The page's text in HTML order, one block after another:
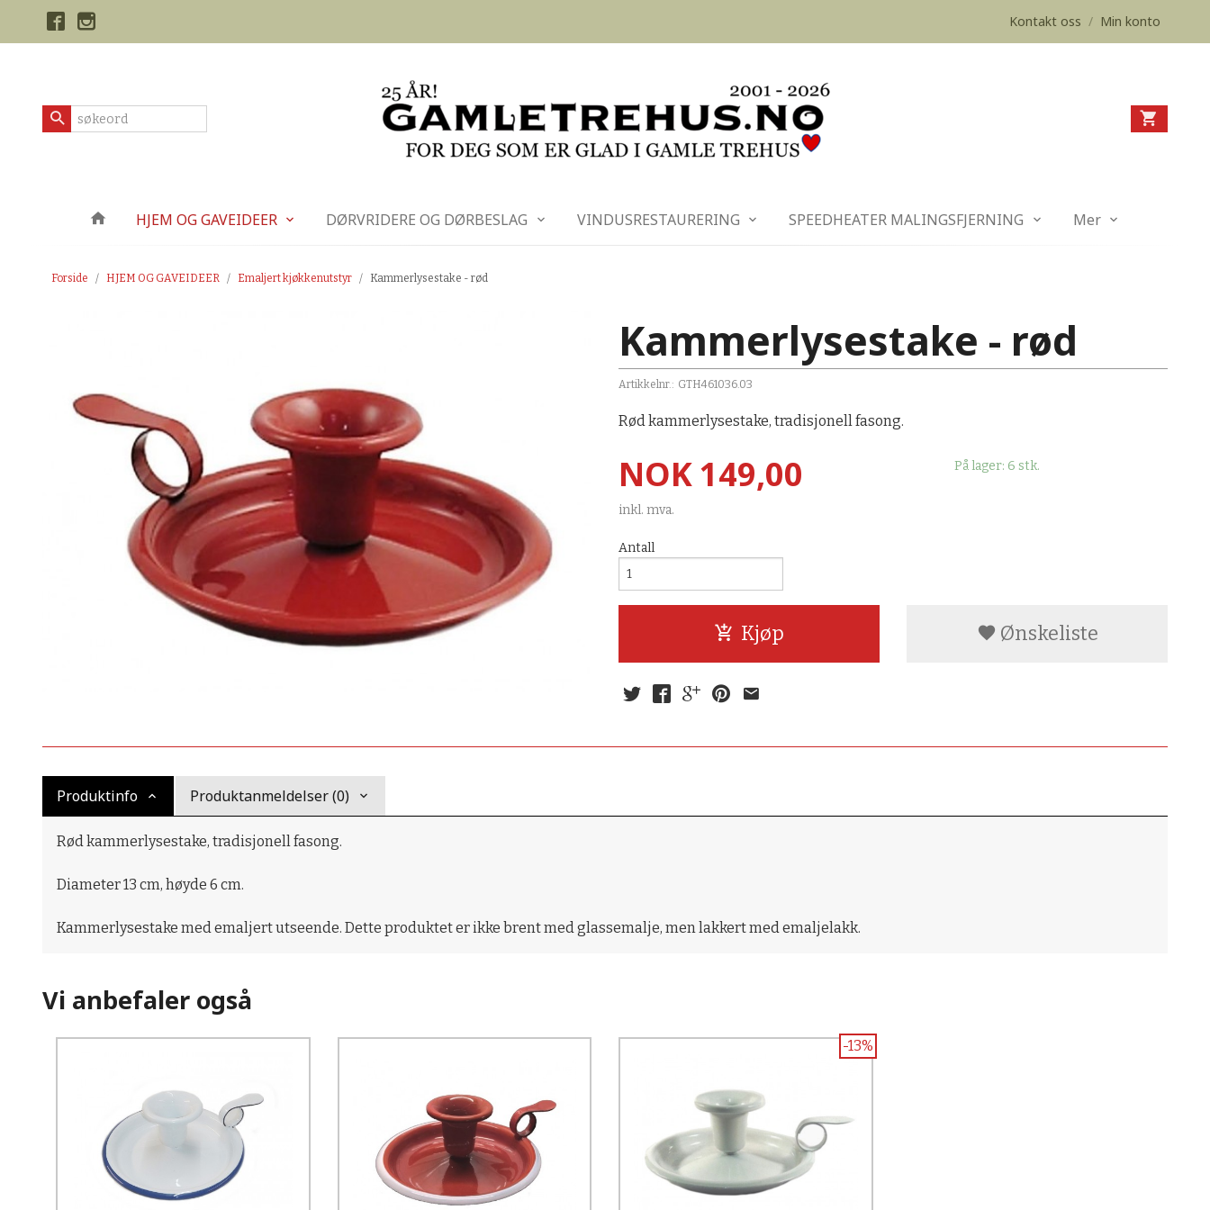
Kontakt oss / Min konto
Produkter HJEM OG GAVEIDEER DØRVRIDERE OG DØRBESLAG VINDUSRESTAURERING SPEEDHEATER MALINGSFJERNING Mer
Forside HJEM OG GAVEIDEER Emaljert kjøkkenutstyr Kammerlysestake - rød
Kammerlysestake - rød
Artikkelnr.: GTH461036.03
Rød kammerlysestake, tradisjonell fasong.
Pris
NOK149,00
inkl. mva.
På lager: 6 stk.
Antall
Kjøp Ønskeliste
Produktinfo Produktanmeldelser (0)
Rød kammerlysestake, tradisjonell fasong.
Diameter 13 cm, høyde 6 cm.
Kammerlysestake med emaljert utseende. Dette produktet er ikke brent med glassemalje, men lakkert med emaljelakk.
Vi anbefaler også
Kjøp Kjøp
-13%
Kjøp